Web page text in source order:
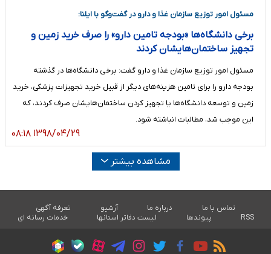
مسئول امور توزیع سازمان غذا و دارو در گفت‌وگو با ایلنا:
برخی دانشگاه‌ها «بودجه تامین دارو» را صرف خرید زمین و
تجهیز ساختمان‌هایشان کردند
مسئول امور توزیع سازمان غذا و دارو گفت: برخی دانشگاه‌ها در گذشته
بودجه دارو را برای تامین هزینه‌های دیگر از قبیل خرید تجهیزات پزشکی، خرید
زمین و توسعه دانشگاه‌ها یا تجهیز کردن ساختمان‌هایشان صرف کردند، که
این موجب شد، مطالبات انباشته شود.
۱۳۹۸/۰۴/۲۹ ۰۸:۱۸
مشاهده بیشتر
تماس با ما درباره ما آرشیو
تعرفه آگهی
RSS
پیوندها لیست دفاتر استانها خدمات رسانه ای